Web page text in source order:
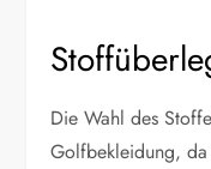
Die Wahl des
Golfbekleidung,